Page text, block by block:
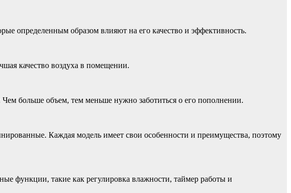
определенным образом влияют на его качество и эффективность.
качество воздуха в помещении.
Чем больше объем, тем меньше нужно заботиться о его пополнении.
Каждая модель имеет свои особенности и преимущества, поэтому
функции, такие как регулировка влажности, таймер работы и